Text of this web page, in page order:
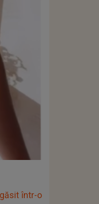
într-o